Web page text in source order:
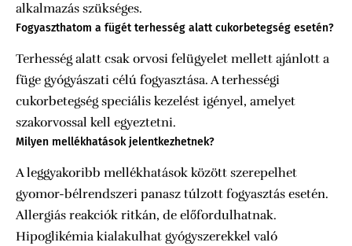
alkalmazás szükséges.
Fogyaszthatom a fügét terhesség alatt cukorbetegség esetén?
Terhesség alatt csak orvosi felügyelet mellett ajánlott a
füge gyógyászati célú fogyasztása. A terhességi
cukorbetegség speciális kezelést igényel, amelyet
szakorvossal kell egyeztetni.
Milyen mellékhatások jelentkezhetnek?
A leggyakoribb mellékhatások között szerepelhet
gyomor-bélrendszeri panasz túlzott fogyasztás esetén.
Allergiás reakciók ritkán, de előfordulhatnak.
Hipoglikémia kialakulhat gyógyszerekkel való